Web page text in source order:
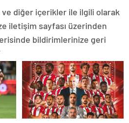
ve diğer içerikler ile ilgili olarak
iletişim sayfası üzerinden
bildirimlerinize geri